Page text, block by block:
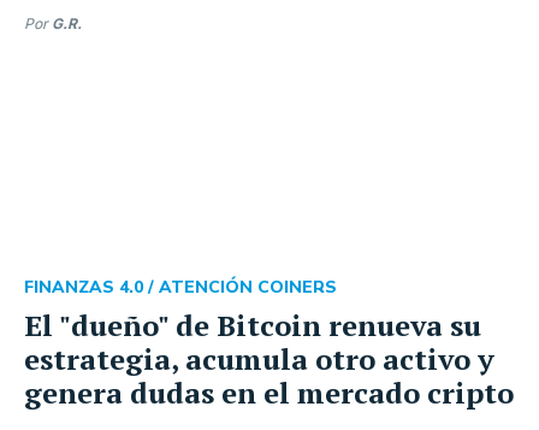
Por G.R.
El "dueño" de Bitcoin renueva su
estrategia, acumula otro activo y
genera dudas en el mercado cripto
FINANZAS 4.0 / ATENCIÓN COINERS